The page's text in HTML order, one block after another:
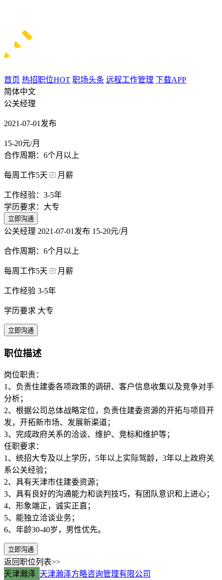
首页 热招职位HOT 职场头条 远程工作管理 下载APP
简体中文
公关经理
2021-07-01发布
15-20元/月
合作周期：6个月以上
每周工作5天 月薪
工作经验：3-5年
学历要求：大专
立即沟通
公关经理 2021-07-01发布 15-20元/月
合作周期：6个月以上
每周工作5天 月薪
工作经验 3-5年
学历要求 大专
立即沟通
职位描述
岗位职责：
1、负责住建委各项政策的调研、客户信息收集以及竞争对手
分析；
2、根据公司总体战略定位，负责住建委资源的开拓与项目开
发，开拓新市场、发展新渠道；
3、完成政府关系的洽谈、维护、竞标和维护等；
任职要求：
1、统招大专及以上学历，5年以上实际驾龄，3年以上政府关
系公关经验；
2、具有天津市住建委资源；
3、具有良好的沟通能力和谈判技巧，有团队意识和上进心；
4、形象端正，诚实正直；
5、能独立洽谈业务；
6、年龄30-40岁，男性优先。
立即沟通
返回职位列表>>
天津瀚泽 天津瀚泽方略咨询管理有限公司